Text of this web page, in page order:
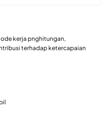
kerja pnghitungan,
terhadap ketercapaian